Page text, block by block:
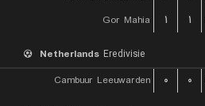
Gor Mahia
۱ ۱
Netherlands Eredivisie
Cambuur Leeuwarden
۰ ۰